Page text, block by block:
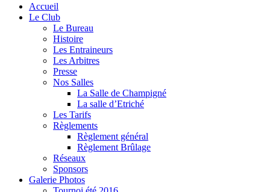
Accueil
Le Club
Le Bureau
Histoire
Les Entraineurs
Les Arbitres
Presse
Nos Salles
La Salle de Champigné
La salle d’Etriché
Les Tarifs
Règlements
Règlement général
Règlement Brûlage
Réseaux
Sponsors
Galerie Photos